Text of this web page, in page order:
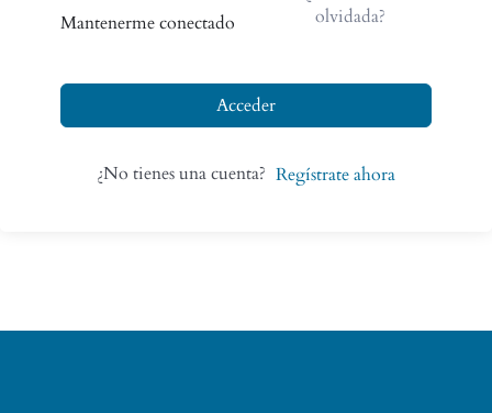
Mantenerme conectado
olvidada?
Acceder
¿No tienes una cuenta? Regístrate ahora